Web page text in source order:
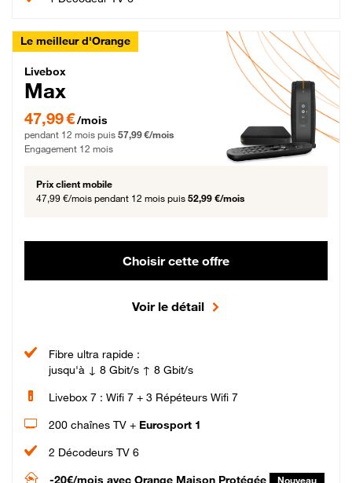
Le meilleur d'Orange
Livebox Max Fibre
Livebox
Max
47,99 € par mois pendant 12 mois puis 57,99 € par mois, Engagement 12 mois
47,99 €/mois
pendant 12 mois puis 57,99 €/mois
Engagement 12 mois
Prix client mobile
47,99 €/mois pendant 12 mois puis 52,99 €/mois
Choisir cette offre
Voir le détail
Fibre ultra rapide :
jusqu'à ↓ 8 Gbit/s ↑ 8 Gbit/s
Livebox 7 : Wifi 7 + 3 Répéteurs Wifi 7
200 chaînes TV + Eurosport 1
2 Décodeurs TV 6
-20€/mois avec Orange Maison Protégée Nouveau